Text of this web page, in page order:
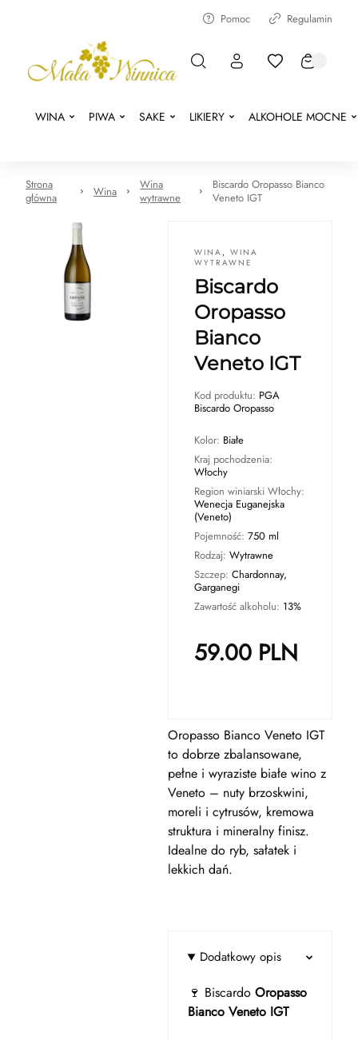
Pomoc Regulamin
WINA PIWA SAKE LIKIERY ALKOHOLE MOCNE
Strona
główna
Wina
Wina
wytrawne
Biscardo Oropasso Bianco
Veneto IGT
WINA , WINA
WYTRAWNE
Biscardo
Oropasso
Bianco
Veneto IGT
Kod produktu: PGA
Biscardo Oropasso
Kolor: Białe
Kraj pochodzenia:
Włochy
Region winiarski Włochy:
Wenecja Euganejska
(Veneto)
Pojemność: 750 ml
Rodzaj: Wytrawne
Szczep: Chardonnay,
Garganegi
Zawartość alkoholu: 13%
59.00PLN
Oropasso Bianco Veneto IGT
to dobrze zbalansowane,
pełne i wyraziste białe wino z
Veneto – nuty brzoskwini,
moreli i cytrusów, kremowa
struktura i mineralny finisz.
Idealne do ryb, sałatek i
lekkich dań.
Dodatkowy opis
🍷 Biscardo Oropasso
Bianco Veneto IGT